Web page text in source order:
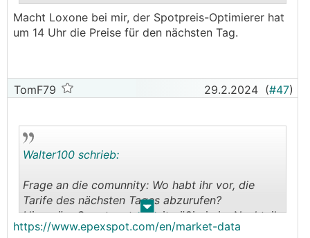
. .
Macht Loxone bei mir, der Spotpreis-Optimierer hat
um 14 Uhr die Preise für den nächsten Tag.
TomF79 29.2.2024 (#47)
. .
Walter100 schrieb:
Frage an die comunnity: Wo habt ihr vor, die
Tarife des nächsten Tages abzurufen?
Hier wäre Smartcontrol zeitmäßig ja im Nachteil
gegenüber AW.
https://www.epexspot.com/en/market-data